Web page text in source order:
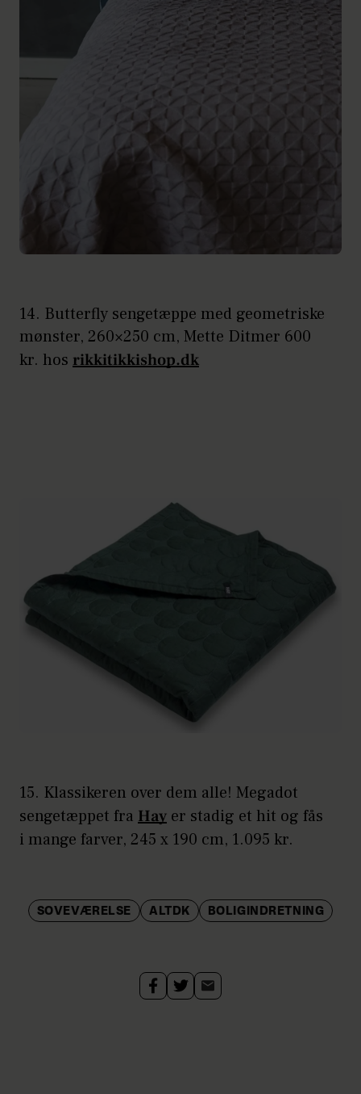
14. Butterfly sengetæppe med geometriske
mønster, 260×250 cm, Mette Ditmer 600
kr. hos rikkitikkishop.dk
15. Klassikeren over dem alle! Megadot
sengetæppet fra Hay er stadig et hit og fås
i mange farver, 245 x 190 cm, 1.095 kr.
SOVEVÆRELSE ALTDK BOLIGINDRETNING